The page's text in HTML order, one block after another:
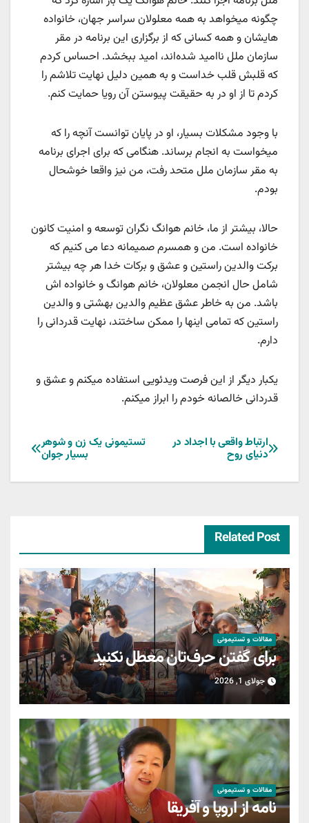
چگونه میخواهد به همه معلولان سراسر جهان، خانواده
هایشان و همه کسانی که از برگزاری این برنامه در مقر
سازمان ملل ناامید شده‌اند، امید ببخشد. احساس کردم
که قلبش قلب خداست و به همین دلیل نهایت تلاشم را
کردم تا از او در به حقیقت پیوستن آن رویا حمایت کنم.
با وجود مشکلات بسیار، او در پایان توانست آنچه را که
میخواست به انجام برساند. هنگامی که برای اجرای برنامه
به مقر سازمان ملل متحد رفت، من نیز واقعا خوشحال
بودم.
حالا، بيشتر از ما، خانم هوانگ نگران توسعه و امنيت کانون
خانواده است. من و همسرم صمیمانه دعا می کنیم که
برکت والدین راستین و عشق و برکات خدا هر چه بیشتر
شامل حال انجمن معلولان، خانم هوانگ و خانواده اش
باشد. من به خاطر عشق عظیم والدین بهشتی و والدین
راستین که تمامی اینها را ممکن ساختند، نهایت قدردانی را
دارم.
یکبار دیگر از این فرصت ویدئویی استفاده میکنم و عشق و
قدردانی خالصانه خودم را ابراز میکنم.
راهبری
نوشته
تستیمونی یک زن و شوهر
بسیار جوان
ارتباط واقعی با اجداد در
دنیای روح
Related Post
مقالات و تستیمونی
برای گفتن حرف‌تان معطل نکنید
جولای 1, 2026
مقالات و تستیمونی
نامه از اروپا و آفریقا